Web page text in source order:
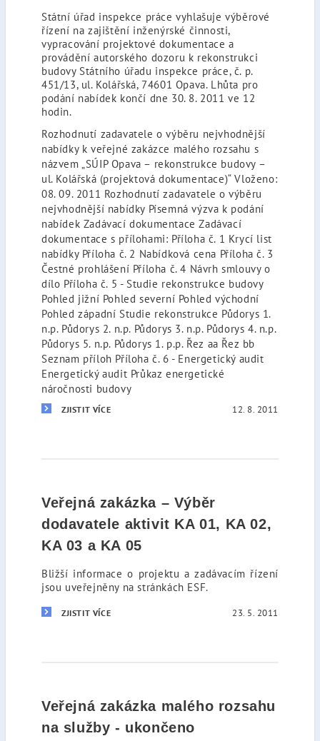
Státní úřad inspekce práce vyhlašuje výběrové
řízení na zajištění inženýrské činnosti,
vypracování projektové dokumentace a
provádění autorského dozoru k rekonstrukci
budovy Státního úřadu inspekce práce, č. p.
451/13, ul. Kolářská, 74601 Opava. Lhůta pro
podání nabídek končí dne 30. 8. 2011 ve 12
hodin.
Rozhodnutí zadavatele o výběru nejvhodnější
nabídky k veřejné zakázce malého rozsahu s
názvem „SÚIP Opava – rekonstrukce budovy –
ul. Kolářská (projektová dokumentace)“ Vloženo:
08. 09. 2011 Rozhodnutí zadavatele o výběru
nejvhodnější nabídky Písemná výzva k podání
nabídek Zadávací dokumentace Zadávací
dokumentace s přílohami: Příloha č. 1 Krycí list
nabídky Příloha č. 2 Nabídková cena Příloha č. 3
Čestné prohlášení Příloha č. 4 Návrh smlouvy o
dílo Příloha č. 5 - Studie rekonstrukce budovy
Pohled jižní Pohled severní Pohled východní
Pohled západní Studie rekonstrukce Půdorys 1.
n.p. Půdorys 2. n.p. Půdorys 3. n.p. Půdorys 4. n.p.
Půdorys 5. n.p. Půdorys 1. p.p. Řez aa Řez bb
Seznam příloh Příloha č. 6 - Energetický audit
Energetický audit Průkaz energetické
náročnosti budovy
ZJISTIT VÍCE 12. 8. 2011
Veřejná zakázka – Výběr
dodavatele aktivit KA 01, KA 02,
KA 03 a KA 05
Bližší informace o projektu a zadávacím řízení
jsou uveřejněny na stránkách ESF.
ZJISTIT VÍCE 23. 5. 2011
Veřejná zakázka malého rozsahu
na služby - ukončeno